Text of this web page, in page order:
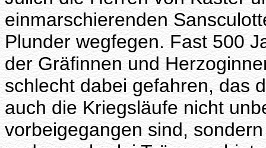
einmarschierenden
Plunder wegfegen. Fast 500
der Gräfinnen und
schlecht dabei gefahren, das
auch die Kriegsläufe nicht
vorbeigegangen sind,